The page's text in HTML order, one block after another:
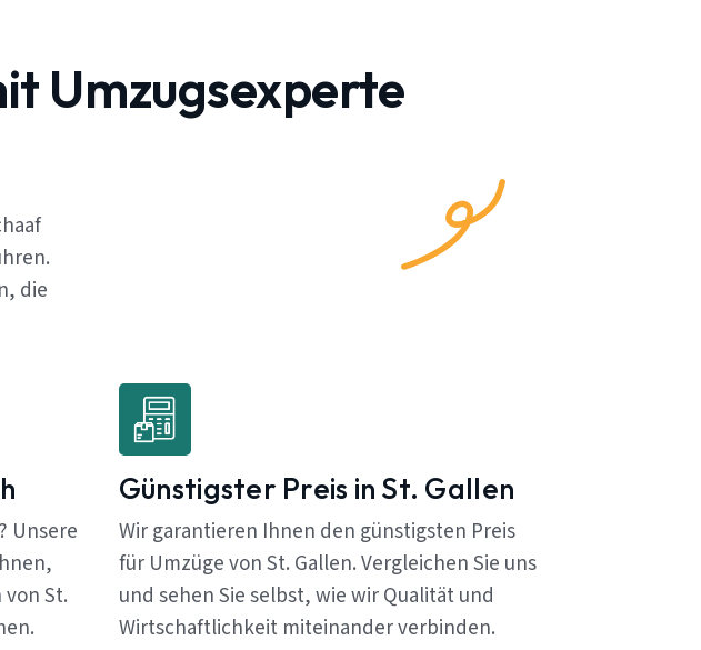
Umzugsexperte
die
Unsere
St.
Günstigster Preis in St. Gallen
Wir garantieren Ihnen den günstigsten Preis
für Umzüge von St. Gallen. Vergleichen Sie uns
und sehen Sie selbst, wie wir Qualität und
Wirtschaftlichkeit miteinander verbinden.